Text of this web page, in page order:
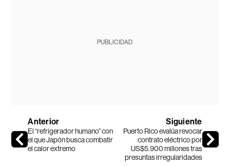
PUBLICIDAD
Anterior
El “refrigerador humano” con
el que Japón busca combatir
el calor extremo
Siguiente
Puerto Rico evalúa revocar
contrato eléctrico por
US$5.900 millones tras
presuntas irregularidades